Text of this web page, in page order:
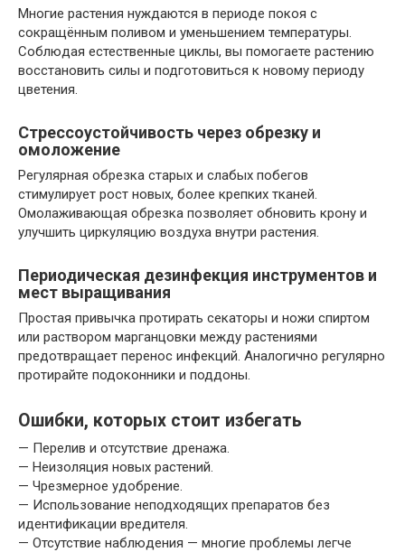
Многие растения нуждаются в периоде покоя с
сокращённым поливом и уменьшением температуры.
Соблюдая естественные циклы, вы помогаете растению
восстановить силы и подготовиться к новому периоду
цветения.
Стрессоустойчивость через обрезку и
омоложение
Регулярная обрезка старых и слабых побегов
стимулирует рост новых, более крепких тканей.
Омолаживающая обрезка позволяет обновить крону и
улучшить циркуляцию воздуха внутри растения.
Периодическая дезинфекция инструментов и
мест выращивания
Простая привычка протирать секаторы и ножи спиртом
или раствором марганцовки между растениями
предотвращает перенос инфекций. Аналогично регулярно
протирайте подоконники и поддоны.
Ошибки, которых стоит избегать
— Перелив и отсутствие дренажа.
— Неизоляция новых растений.
— Чрезмерное удобрение.
— Использование неподходящих препаратов без
идентификации вредителя.
— Отсутствие наблюдения — многие проблемы легче